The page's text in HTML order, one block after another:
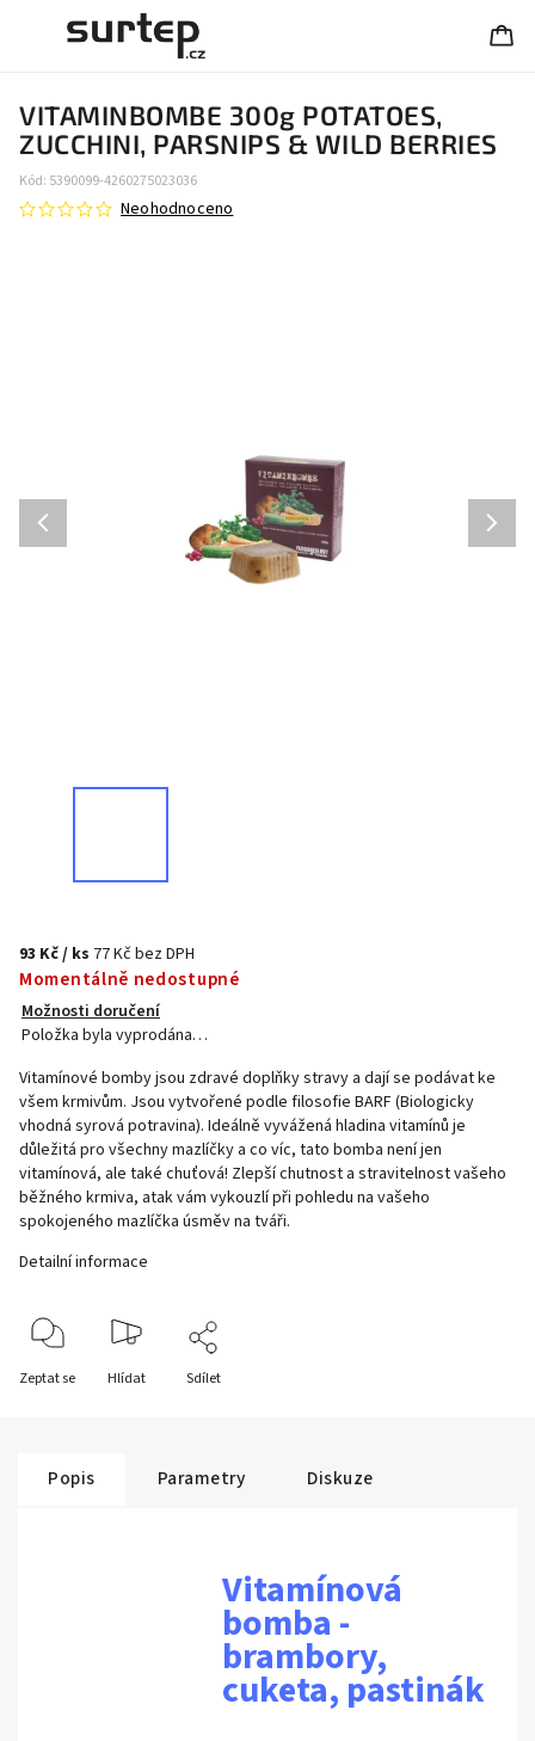
VITAMINBOMBE 300g POTATOES,
ZUCCHINI, PARSNIPS & WILD BERRIES
Kód: 5390099-4260275023036
Neohodnoceno
93 Kč/ ks 77 Kč bez DPH
Momentálně nedostupné
Možnosti doručení
Položka byla vyprodána…
Vitamínové bomby jsou zdravé doplňky stravy a dají se podávat ke
všem krmivům. Jsou vytvořené podle filosofie BARF (Biologicky
vhodná syrová potravina). Ideálně vyvážená hladina vitamínů je
důležitá pro všechny mazlíčky a co víc, tato bomba není jen
vitamínová, ale také chuťová! Zlepší chutnost a stravitelnost vašeho
běžného krmiva, atak vám vykouzlí při pohledu na vašeho
spokojeného mazlíčka úsměv na tváři.
Detailní informace
Zeptat se Hlídat Sdílet
Popis Parametry Diskuze
Vitamínová
bomba -
brambory,
cuketa, pastinák